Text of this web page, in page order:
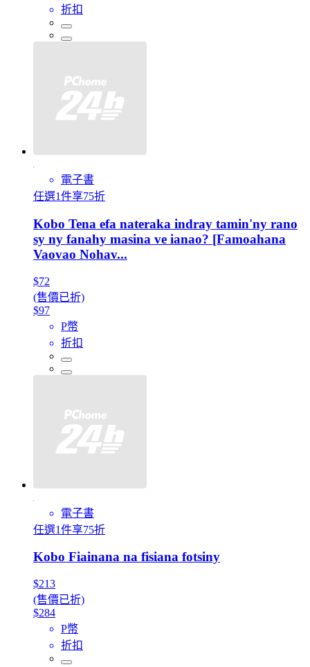
折扣
電子書
任選1件享75折
Kobo Tena efa nateraka indray tamin'ny rano
sy ny fanahy masina ve ianao? [Famoahana
Vaovao Nohav...
$72
(售價已折)
$97
P幣
折扣
電子書
任選1件享75折
Kobo Fiainana na fisiana fotsiny
$213
(售價已折)
$284
P幣
折扣